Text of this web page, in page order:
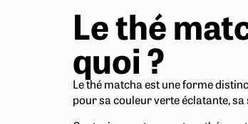
Le thé
quoi ?
Le thé matcha est une forme
pour sa couleur verte éclatante,